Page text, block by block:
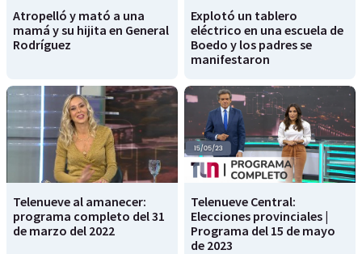
Atropelló y mató a una
mamá y su hijita en General
Rodríguez
Explotó un tablero
eléctrico en una escuela de
Boedo y los padres se
manifestaron
Telenueve al amanecer:
programa completo del 31
de marzo del 2022
Telenueve Central:
Elecciones provinciales |
Programa del 15 de mayo
de 2023